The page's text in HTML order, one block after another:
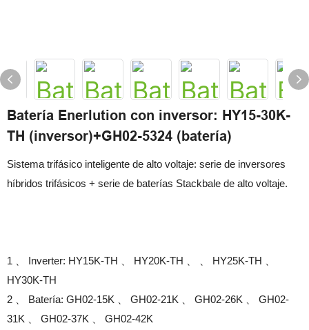
Batería Enerlution con inversor: HY15-30K-
TH (inversor)+GH02-5324 (batería)
Sistema trifásico inteligente de alto voltaje: serie de inversores
híbridos trifásicos + serie de baterías Stackbale de alto voltaje.
1 、 Inverter: HY15K-TH 、 HY20K-TH 、 、 HY25K-TH 、
HY30K-TH
2 、 Batería: GH02-15K 、 GH02-21K 、 GH02-26K 、 GH02-
31K 、 GH02-37K 、 GH02-42K